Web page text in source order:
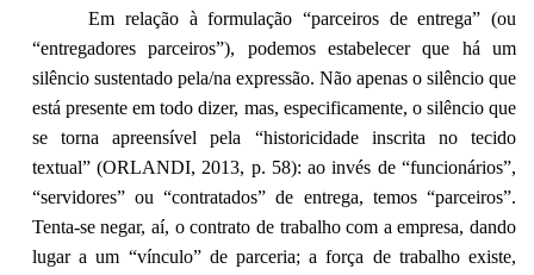
Em relação à formulação “parceiros de entrega” (ou
“entregadores parceiros”), podemos estabelecer que há um
silêncio sustentado pela/na expressão. Não apenas o silêncio que
está presente em todo dizer, mas, especificamente, o silêncio que
se torna apreensível pela “historicidade inscrita no tecido
textual” (ORLANDI, 2013, p. 58): ao invés de “funcionários”,
“servidores” ou “contratados” de entrega, temos “parceiros”.
Tenta-se negar, aí, o contrato de trabalho com a empresa, dando
lugar a um “vínculo” de parceria; a força de trabalho existe,